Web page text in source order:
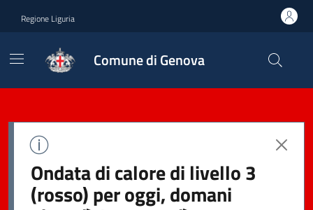
Regione Liguria
Comune di Genova
Ondata di calore di livello 3
(rosso) per oggi, domani